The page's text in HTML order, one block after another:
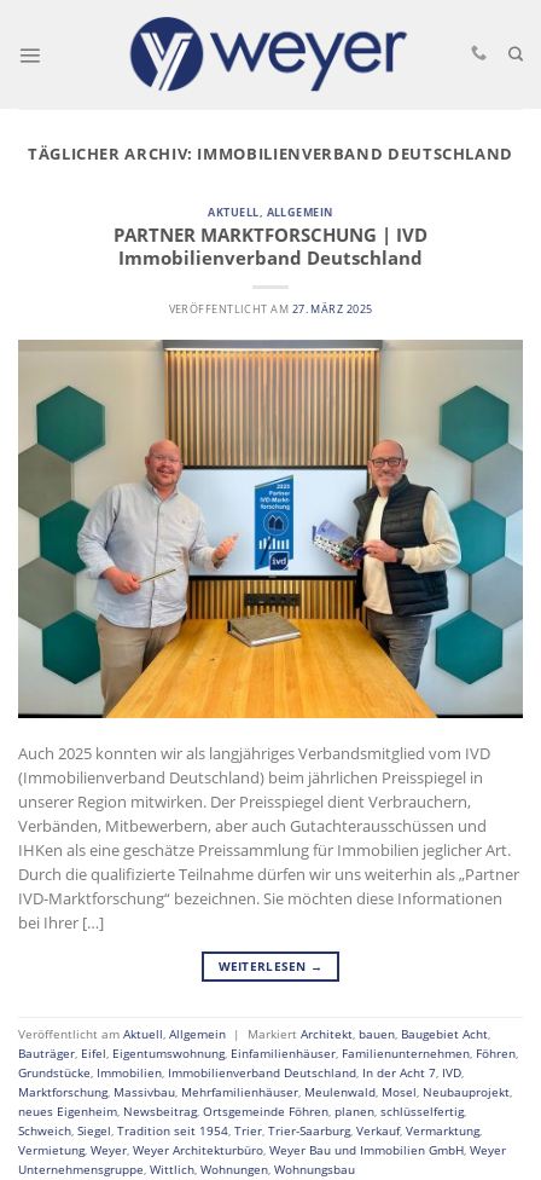
content
TÄGLICHER ARCHIV: IMMOBILIENVERBAND DEUTSCHLAND
AKTUELL, ALLGEMEIN
PARTNER MARKTFORSCHUNG | IVD
Immobilienverband Deutschland
VERÖFFENTLICHT AM 27. MÄRZ 2025
Auch 2025 konnten wir als langjähriges Verbandsmitglied vom IVD
(Immobilienverband Deutschland) beim jährlichen Preisspiegel in
unserer Region mitwirken. Der Preisspiegel dient Verbrauchern,
Verbänden, Mitbewerbern, aber auch Gutachterausschüssen und
IHKen als eine geschätze Preissammlung für Immobilien jeglicher Art.
Durch die qualifizierte Teilnahme dürfen wir uns weiterhin als „Partner
IVD-Marktforschung“ bezeichnen. Sie möchten diese Informationen
bei Ihrer […]
WEITERLESEN →
Veröffentlicht am Aktuell, Allgemein | Markiert Architekt, bauen, Baugebiet Acht,
Bauträger, Eifel, Eigentumswohnung, Einfamilienhäuser, Familienunternehmen, Föhren,
Grundstücke, Immobilien, Immobilienverband Deutschland, In der Acht 7, IVD,
Marktforschung, Massivbau, Mehrfamilienhäuser, Meulenwald, Mosel, Neubauprojekt,
neues Eigenheim, Newsbeitrag, Ortsgemeinde Föhren, planen, schlüsselfertig,
Schweich, Siegel, Tradition seit 1954, Trier, Trier-Saarburg, Verkauf, Vermarktung,
Vermietung, Weyer, Weyer Architekturbüro, Weyer Bau und Immobilien GmbH, Weyer
Unternehmensgruppe, Wittlich, Wohnungen, Wohnungsbau